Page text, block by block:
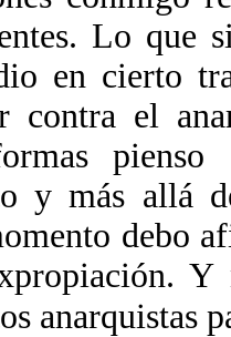
Lo que
en cierto
contra el
pienso
y más allá
debo
Y
anarquistas